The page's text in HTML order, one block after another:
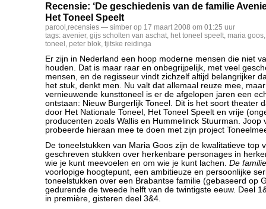
Recensie: ‘De geschiedenis van de familie
Het Toneel Speelt
parool ,recensies — simber op 17 maart 2008 om 01:25 uur
tags: avenier, gijs scholten van aschat, het toneel speelt, maria goos
toneel , peter blok, tjitske reidinga
Er zijn in Nederland een hoop moderne mensen die niet
houden. Dat is maar raar en onbegrijpelijk, met veel
mensen, en de regisseur vindt zichzelf altijd belangrijker
het stuk, denkt men. Nu valt dat allemaal reuze mee,
vernieuwende kunsttoneel is er de afgelopen jaren een
ontstaan: Nieuw Burgerlijk Toneel. Dit is het soort theater
door Het Nationale Toneel, Het Toneel Speelt en vrije
producenten zoals Wallis en Hummelinck Stuurman. Joop
probeerde hieraan mee te doen met zijn project
De toneelstukken van Maria Goos zijn de kwalitatieve top
geschreven stukken over herkenbare personages in
wie je kunt meevoelen en om wie je kunt lachen. De
voorlopige hoogtepunt, een ambitieuze en persoonlijke
toneelstukken over een Brabantse familie (gebaseerd op
gedurende de tweede helft van de twintigste eeuw. Deel
in première, gisteren deel 3&4.